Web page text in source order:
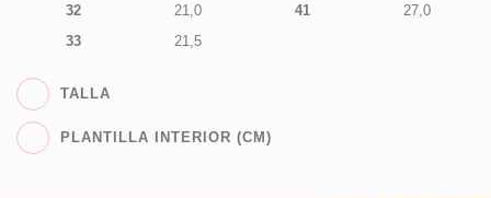
32
21,0
33
21,5
41
27,0
TALLA
PLANTILLA INTERIOR (CM)